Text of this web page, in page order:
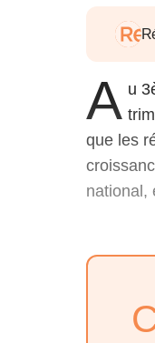
A u
que les
national,